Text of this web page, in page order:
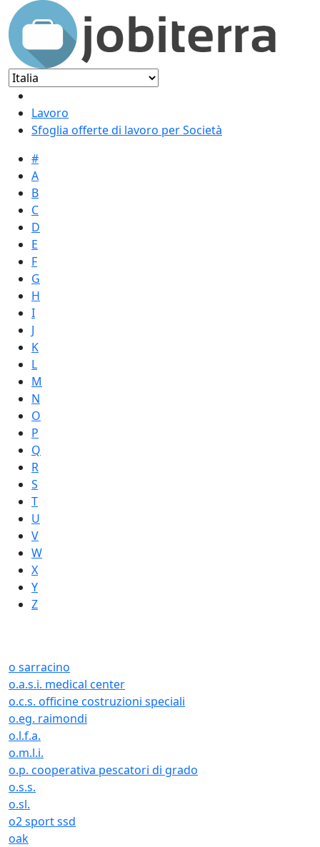
Lavoro
Sfoglia offerte di lavoro per Società
#
A
B
C
D
E
F
G
H
I
J
K
L
M
N
O
P
Q
R
S
T
U
V
W
X
Y
Z
o sarracino
o.a.s.i. medical center
o.c.s. officine costruzioni speciali
o.eg. raimondi
o.l.f.a.
o.m.l.i.
o.p. cooperativa pescatori di grado
o.s.s.
o.sl.
o2 sport ssd
oak